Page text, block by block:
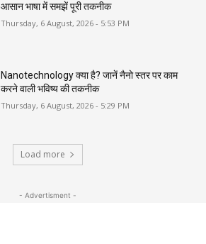
आसान भाषा में समझें पूरी तकनीक
Thursday, 6 August, 2026 - 5:53 PM
Nanotechnology क्या है? जानें नैनो स्तर पर काम
करने वाली भविष्य की तकनीक
Thursday, 6 August, 2026 - 5:29 PM
Load more
- Advertisment -